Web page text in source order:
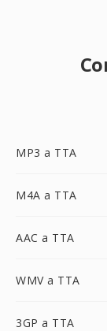
MP3 a TTA
M4A a TTA
AAC a TTA
WMV a TTA
3GP a TTA